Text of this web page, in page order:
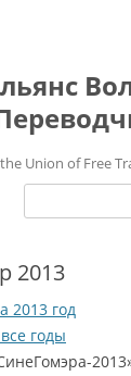
the Union of Free
Найти:
2013
2013 год
годы